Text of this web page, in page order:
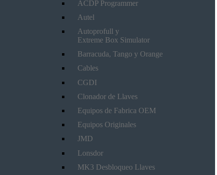
ACDP Programmer
Autel
Autoprofull y
Extreme Box Simulator
Barracuda, Tango y Orange
Cables
CGDI
Clonador de Llaves
Equipos de Fabrica OEM
Equipos Originales
JMD
Lonsdor
MK3 Desbloqueo Llaves